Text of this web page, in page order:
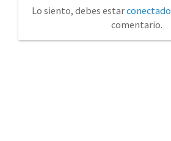
Lo siento, debes estarconectado
comentario.